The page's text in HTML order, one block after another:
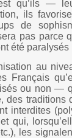
qu’ils —
ils
de
pas parce
été
au
Français
ou non —
des traditions
interdites
qui,
les